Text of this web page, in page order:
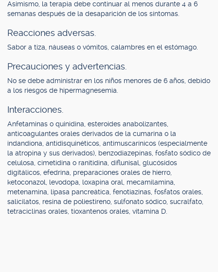
Asimismo, la terapia debe continuar al menos durante 4 a 6
semanas después de la desaparición de los síntomas.
Reacciones adversas.
Sabor a tiza, náuseas o vómitos, calambres en el estómago.
Precauciones y advertencias.
No se debe administrar en los niños menores de 6 años, debido
a los riesgos de hipermagnesemia.
Interacciones.
Anfetaminas o quinidina, esteroides anabolizantes,
anticoagulantes orales derivados de la cumarina o la
indandiona, antidisquinéticos, antimuscarínicos (especialmente
la atropina y sus derivados), benzodiazepinas, fosfato sódico de
celulosa, cimetidina o ranitidina, diflunisal, glucósidos
digitálicos, efedrina, preparaciones orales de hierro,
ketoconazol, levodopa, loxapina oral, mecamilamina,
metenamina, lipasa pancreática, fenotiazinas, fosfatos orales,
salicilatos, resina de poliestireno, sulfonato sódico, sucralfato,
tetraciclinas orales, tioxantenos orales, vitamina D.